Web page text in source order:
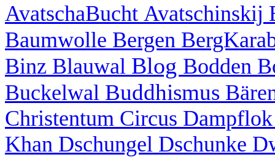
AvatschaBucht Avatschinskij
Baumwolle Bergen
Binz Blauwal Blog Bodden
Buckelwal Buddhismus
Christentum Circus
Khan Dschungel Dschunke